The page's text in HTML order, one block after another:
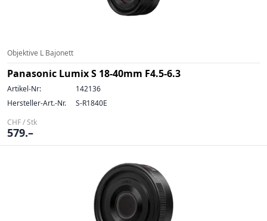
Objektive L Bajonett
Panasonic Lumix S 18-40mm F4.5-6.3
Artikel-Nr:
142136
Hersteller-Art.-Nr.
S-R1840E
CHF / Stk
579.–